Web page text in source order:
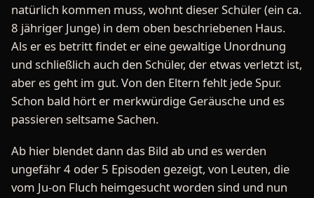
natürlich kommen muss, wohnt dieser Schüler (ein ca.
8 jähriger Junge) in dem oben beschriebenen Haus.
Als er es betritt findet er eine gewaltige Unordnung
und schließlich auch den Schüler, der etwas verletzt ist,
aber es geht im gut. Von den Eltern fehlt jede Spur.
Schon bald hört er merkwürdige Geräusche und es
passieren seltsame Sachen.
Ab hier blendet dann das Bild ab und es werden
ungefähr 4 oder 5 Episoden gezeigt, von Leuten, die
vom Ju-on Fluch heimgesucht worden sind und nun